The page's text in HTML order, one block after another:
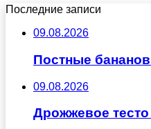
Последние записи
09.08.2026
Постные
09.08.2026
Дрожжевое